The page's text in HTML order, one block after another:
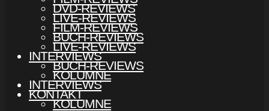
LIVE-REVIEWS
BUCH-REVIEWS
INTERVIEWS
KOLUMNE
KONTAKT
DVD-REVIEWS
FILM-REVIEWS
LIVE-REVIEWS
BUCH-REVIEWS
INTERVIEWS
KOLUMNE